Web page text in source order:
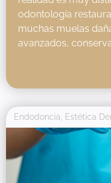
odontología
muchas muelas
avanzados,
Endodoncia Estética